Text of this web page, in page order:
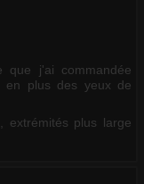
que j'ai commandée
en plus des yeux de
extrémités plus large